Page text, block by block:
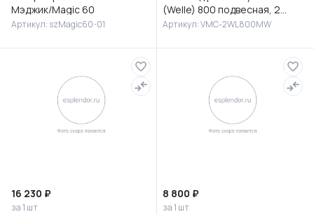
Мэджик/Magic 60
Артикул: szMagic60-01
(Welle) 800 подвесная, 2
выкатных ящика микролифт,
Артикул: VMC-2WL800MW
16 230 ₽
за 1 шт
8 800 ₽
за 1 шт